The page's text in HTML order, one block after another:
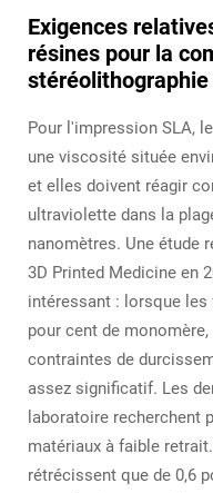
Exigences
résines pour la
stéréolithographie
Pour l'impression SLA,
une viscosité située
et elles doivent réagir
ultraviolette dans la
nanomètres. Une étude
3D Printed Medicine en
intéressant : lorsque
pour cent de
contraintes de
assez significatif. Les
laboratoire recherchent
matériaux à faible
rétrécissent que de 0,6